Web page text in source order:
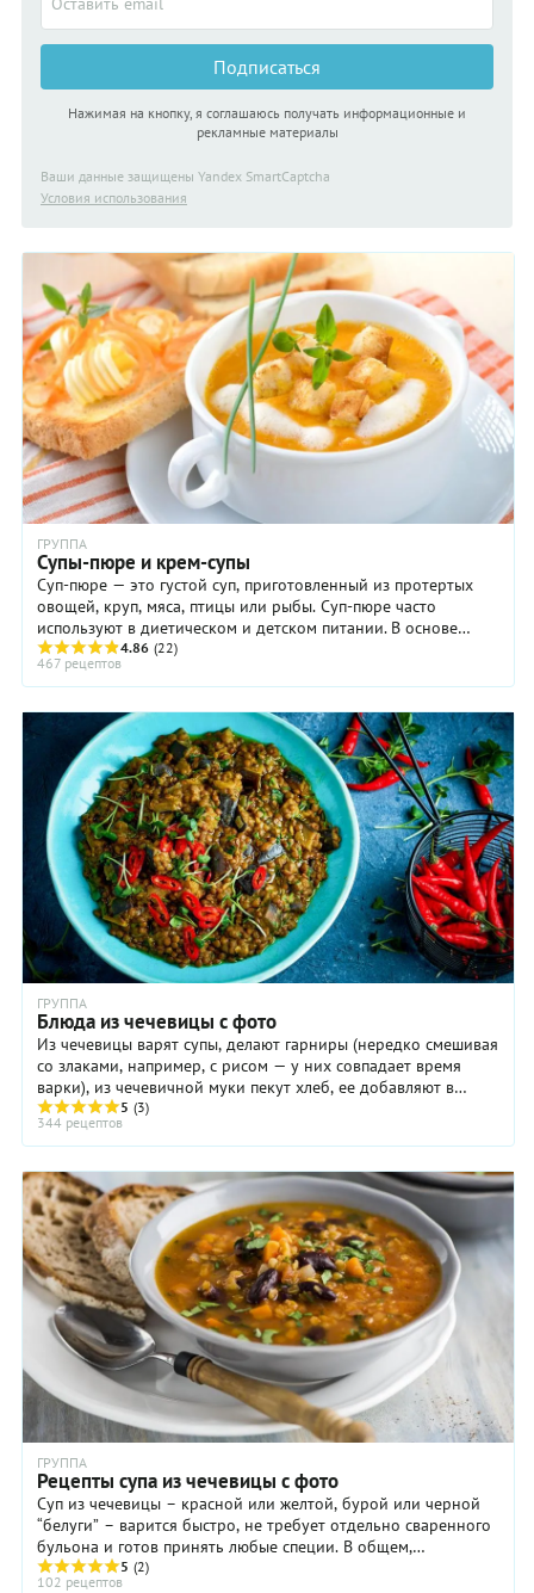
Подписаться
Нажимая на кнопку, я соглашаюсь получать информационные и
рекламные материалы
Ваши данные защищены Yandex SmartCaptcha
Условия использования
ГРУППА
Супы-пюре и крем-супы
Суп-пюре — это густой суп, приготовленный из протертых
овощей, круп, мяса, птицы или рыбы. Суп-пюре часто
используют в диетическом и детском питании. В основе
супа-пюре лежит мясной или рыбный бульон ...
4.86 (22)
467 рецептов
ГРУППА
Блюда из чечевицы с фото
Из чечевицы варят супы, делают гарниры (нередко смешивая
со злаками, например, с рисом — у них совпадает время
варки), из чечевичной муки пекут хлеб, ее добавляют в
крекеры, печенье и даже шоколадные ...
5 (3)
344 рецептов
ГРУППА
Рецепты супа из чечевицы с фото
Суп из чечевицы – красной или желтой, бурой или черной
“белуги” – варится быстро, не требует отдельно сваренного
бульона и готов принять любые специи. В общем,
прекрасный универсальный суп на любой ...
5 (2)
102 рецептов